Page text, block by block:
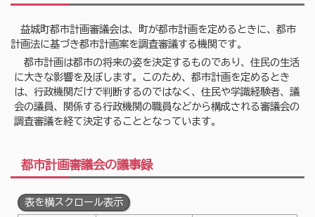
益城町都市計画審議会は、町が都市計画を定めるときに、都市
計画法に基づき都市計画案を調査審議する機関です。
都市計画は都市の将来の姿を決定するものであり、住民の生活
に大きな影響を及ぼします。このため、都市計画を定めるとき
は、行政機関だけで判断するのではなく、住民や学識経験者、議
会の議員、関係する行政機関の職員などから構成される審議会の
調査審議を経て決定することとなっています。
都市計画審議会の議事録
表を横スクロール表示